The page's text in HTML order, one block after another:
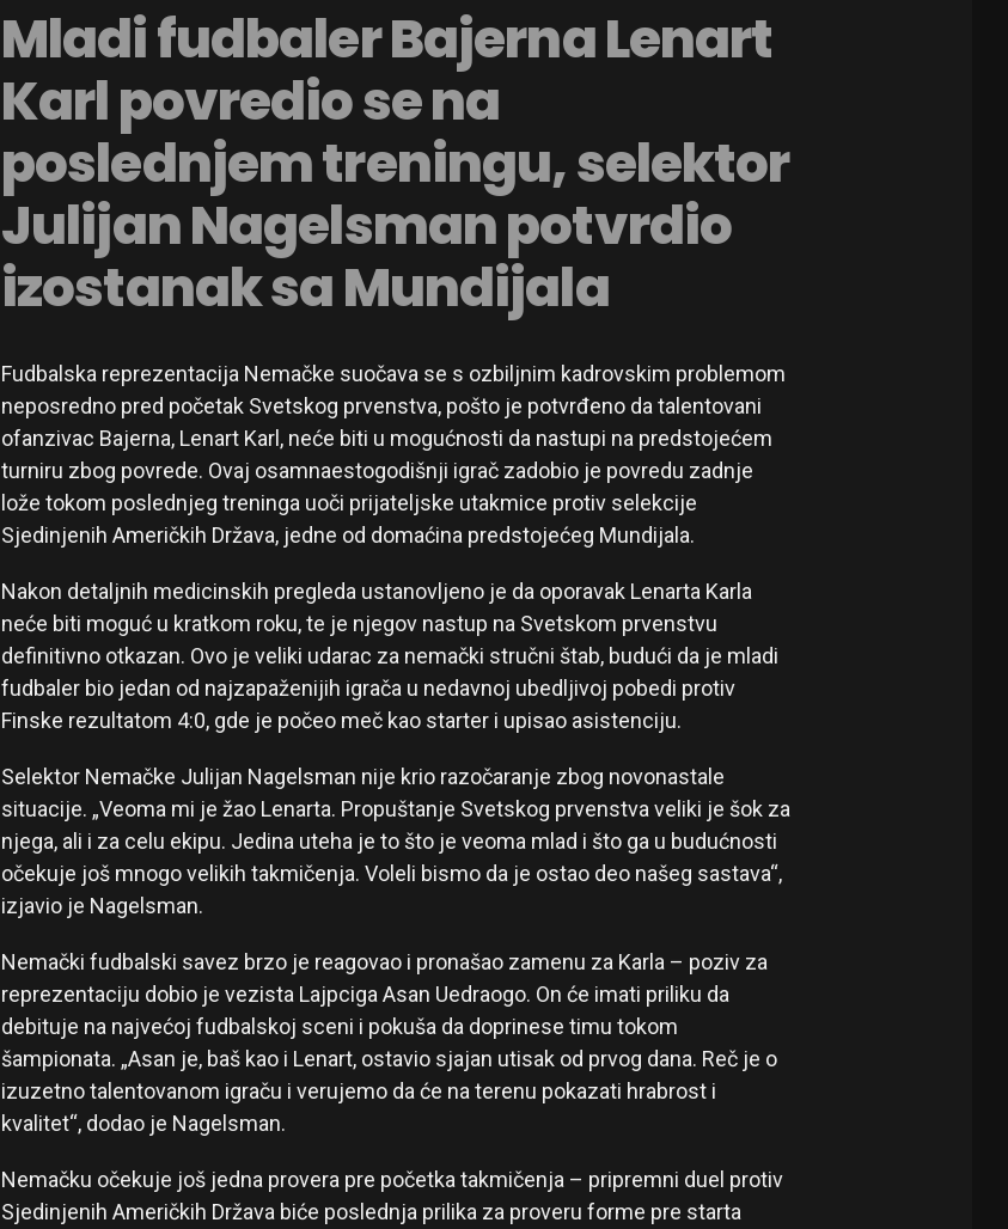
Mladi fudbaler Bajerna Lenart
Karl povredio se na
poslednjem treningu, selektor
Julijan Nagelsman potvrdio
izostanak sa Mundijala
Fudbalska reprezentacija Nemačke suočava se s ozbiljnim kadrovskim problemom
neposredno pred početak Svetskog prvenstva, pošto je potvrđeno da talentovani
ofanzivac Bajerna, Lenart Karl, neće biti u mogućnosti da nastupi na predstojećem
turniru zbog povrede. Ovaj osamnaestogodišnji igrač zadobio je povredu zadnje
lože tokom poslednjeg treninga uoči prijateljske utakmice protiv selekcije
Sjedinjenih Američkih Država, jedne od domaćina predstojećeg Mundijala.
Nakon detaljnih medicinskih pregleda ustanovljeno je da oporavak Lenarta Karla
neće biti moguć u kratkom roku, te je njegov nastup na Svetskom prvenstvu
definitivno otkazan. Ovo je veliki udarac za nemački stručni štab, budući da je mladi
fudbaler bio jedan od najzapaženijih igrača u nedavnoj ubedljivoj pobedi protiv
Finske rezultatom 4:0, gde je počeo meč kao starter i upisao asistenciju.
Selektor Nemačke Julijan Nagelsman nije krio razočaranje zbog novonastale
situacije. „Veoma mi je žao Lenarta. Propuštanje Svetskog prvenstva veliki je šok za
njega, ali i za celu ekipu. Jedina uteha je to što je veoma mlad i što ga u budućnosti
očekuje još mnogo velikih takmičenja. Voleli bismo da je ostao deo našeg sastava“,
izjavio je Nagelsman.
Nemački fudbalski savez brzo je reagovao i pronašao zamenu za Karla – poziv za
reprezentaciju dobio je vezista Lajpciga Asan Uedraogo. On će imati priliku da
debituje na najvećoj fudbalskoj sceni i pokuša da doprinese timu tokom
šampionata. „Asan je, baš kao i Lenart, ostavio sjajan utisak od prvog dana. Reč je o
izuzetno talentovanom igraču i verujemo da će na terenu pokazati hrabrost i
kvalitet“, dodao je Nagelsman.
Nemačku očekuje još jedna provera pre početka takmičenja – pripremni duel protiv
Sjedinjenih Američkih Država biće poslednja prilika za proveru forme pre starta